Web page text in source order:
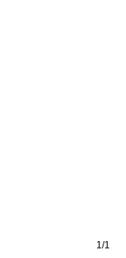
1/1